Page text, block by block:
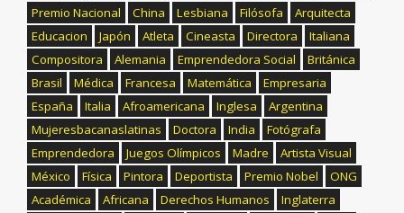
Premio Nacional
China Lesbiana Filósofa
Arquitecta
Educacion
Japón Atleta Cineasta Directora
Italiana
Compositora
Alemania Emprendedora Social
Británica
Brasil
Médica Francesa Matemática
Empresaria
España
Italia Afroamericana Inglesa
Argentina
Mujeresbacanaslatinas
Doctora India
Fotógrafa
Emprendedora
Juegos Olímpicos Madre
Artista Visual
México
Física Pintora Deportista Premio Nobel
ONG
Académica
Africana Derechos Humanos
Inglaterra